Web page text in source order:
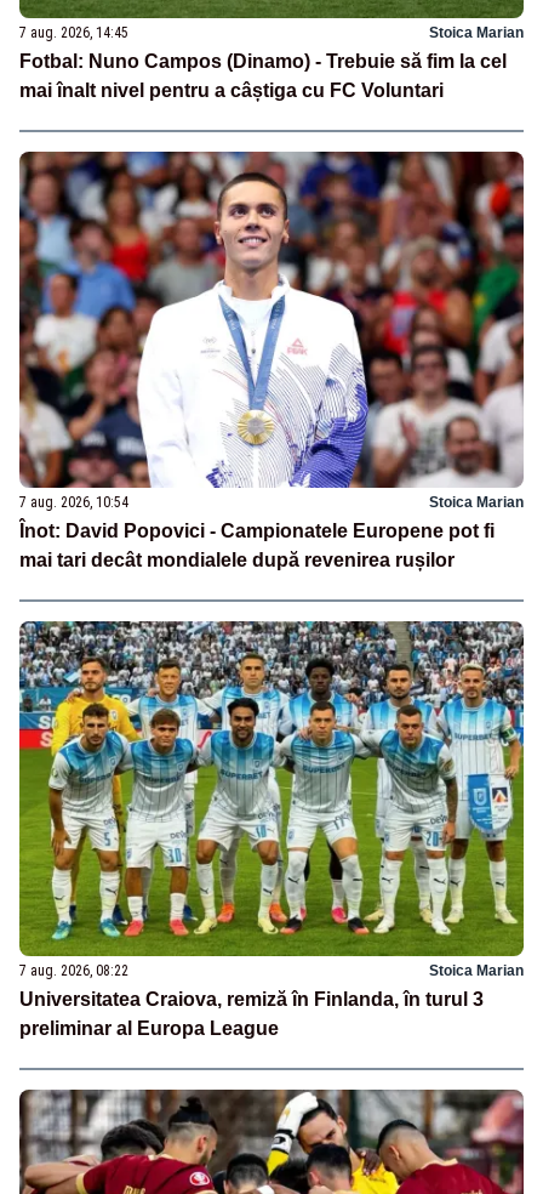
7 aug. 2026, 14:45 Stoica Marian
Fotbal: Nuno Campos (Dinamo) - Trebuie să fim la cel
mai înalt nivel pentru a câștiga cu FC Voluntari
7 aug. 2026, 10:54 Stoica Marian
Înot: David Popovici - Campionatele Europene pot fi
mai tari decât mondialele după revenirea rușilor
7 aug. 2026, 08:22 Stoica Marian
Universitatea Craiova, remiză în Finlanda, în turul 3
preliminar al Europa League